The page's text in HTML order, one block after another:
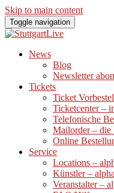
Skip to main content
Toggle navigation
News
Blog
Newsletter
Tickets
Ticket
Ticketcenter –
Telefonische
Mailorder – die
Online
Service
Locations –
Künstler –
Veranstalter –